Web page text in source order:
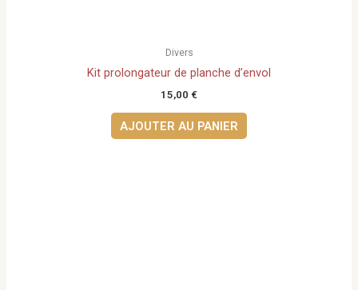
Divers
Kit prolongateur de planche d’envol
15,00 €
AJOUTER AU PANIER